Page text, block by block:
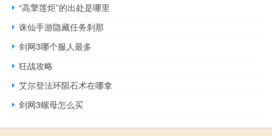
“高擎莲炬”的出处是哪里
诛仙手游隐藏任务刹那
剑网3哪个服人最多
狂战攻略
艾尔登法环陨石术在哪拿
剑网3螺母怎么买